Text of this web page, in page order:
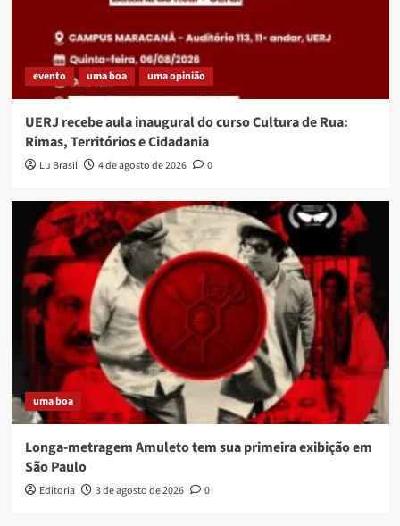
evento uma boa uma opinião
UERJ recebe aula inaugural do curso Cultura de Rua:
Rimas, Territórios e Cidadania
Lu Brasil 4 de agosto de 2026 0
uma boa
Longa-metragem Amuleto tem sua primeira exibição em
São Paulo
Editoria 3 de agosto de 2026 0